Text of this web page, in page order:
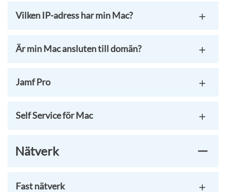
Vilken IP-adress har min Mac?
Är min Mac ansluten till domän?
Jamf Pro
Self Service för Mac
Nätverk
Fast nätverk